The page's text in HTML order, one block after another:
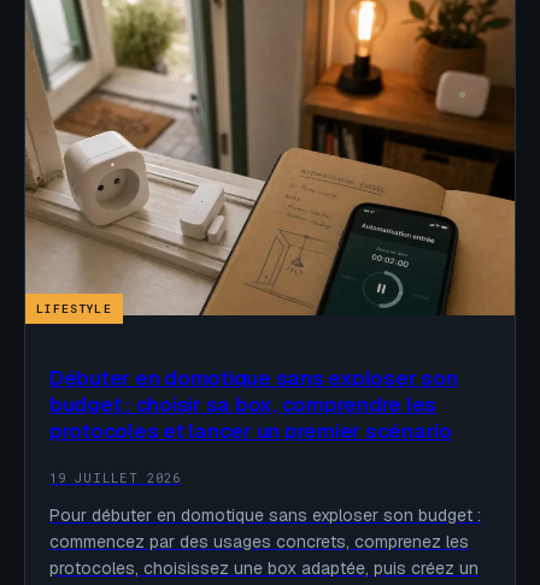
LIFESTYLE
Débuter en domotique sans exploser son
budget : choisir sa box, comprendre les
protocoles et lancer un premier scénario
19 JUILLET 2026
Pour débuter en domotique sans exploser son budget :
commencez par des usages concrets, comprenez les
protocoles, choisissez une box adaptée, puis créez un